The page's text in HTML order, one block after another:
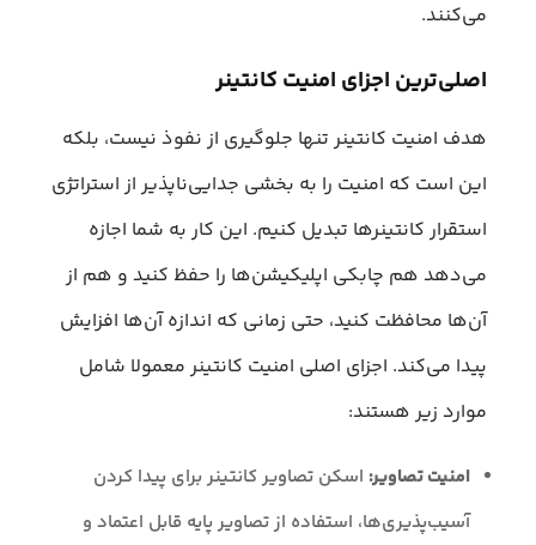
می‌کنند.
اصلی‌ترین اجزای امنیت کانتینر
هدف امنیت کانتینر تنها جلوگیری از نفوذ نیست، بلکه
این است که امنیت را به بخشی جدایی‌ناپذیر از استراتژی
استقرار کانتینرها تبدیل کنیم. این کار به شما اجازه
می‌دهد هم چابکی اپلیکیشن‌ها را حفظ کنید و هم از
آن‌ها محافظت کنید، حتی زمانی که اندازه آن‌ها افزایش
پیدا می‌کند. اجزای اصلی امنیت کانتینر معمولا شامل
موارد زیر هستند:
امنیت تصاویر: اسکن تصاویر کانتینر برای پیدا کردن
آسیب‌پذیری‌ها، استفاده از تصاویر پایه قابل اعتماد و